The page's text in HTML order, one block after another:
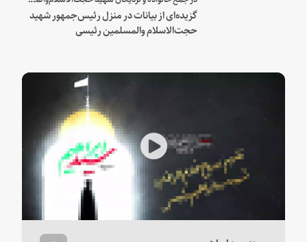
گزیده‌ای از بیانات در منزل رئیس‌جمهور شهید
حجت‌الاسلام والمسلمین رئیسی
Play
Video